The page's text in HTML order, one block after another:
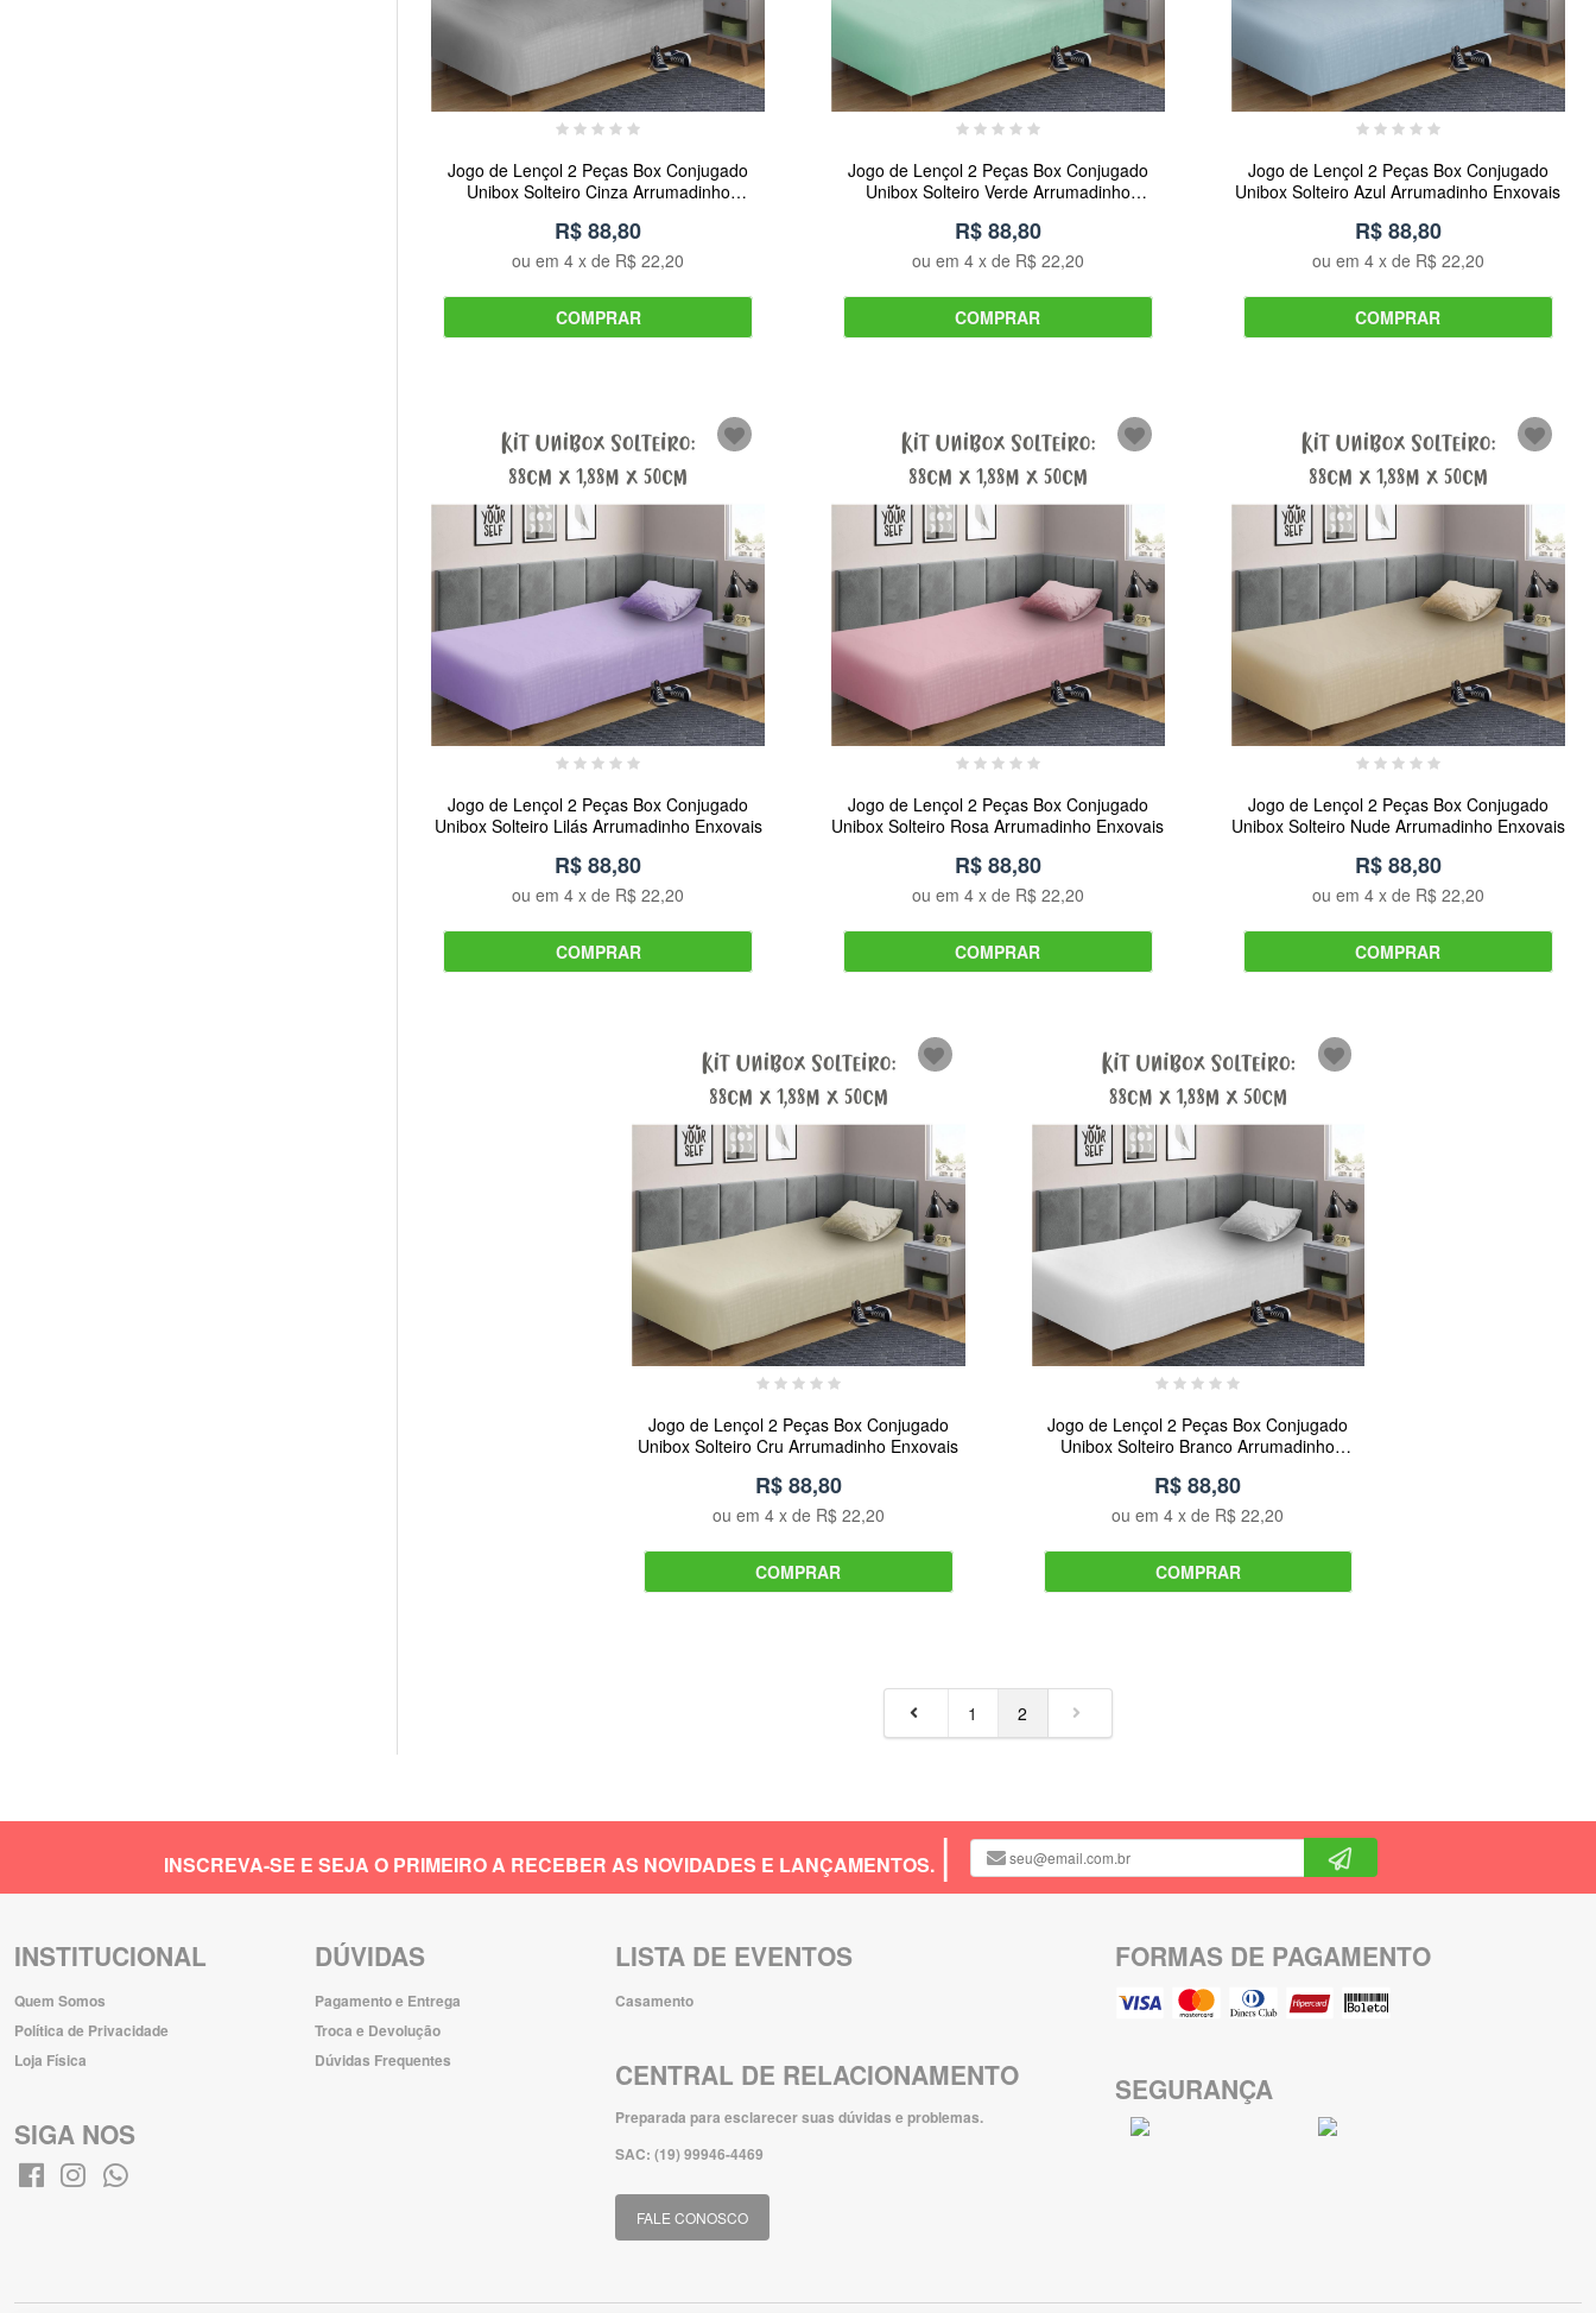
Jogo de Lençol 2 Peças Box Conjugado
Unibox Solteiro Cinza Arrumadinho
R$ 88,80
ou em 4 x de R$ 22,20
COMPRAR
Jogo de Lençol 2 Peças Box Conjugado
Unibox Solteiro Verde Arrumadinho
R$ 88,80
ou em 4x de R$ 22,20
COMPRAR
Jogo de Lençol 2 Peças Box Conjugado
Unibox Solteiro Azul Arrumadinho Enxovais
R$ 88,80
ou em 4x de R$ 22,20
COMPRAR
Jogo de Lençol 2 Peças Box Conjugado
Unibox Solteiro Lilás Arrumadinho Enxovais
R$ 88,80
ou em 4 x de R$ 22,20
COMPRAR
Jogo de Lençol 2 Peças Box Conjugado
Unibox Solteiro Rosa Arrumadinho Enxovais
R$ 88,80
ou em 4x de R$ 22,20
COMPRAR
Jogo de Lençol 2 Peças Box Conjugado
Unibox Solteiro Nude Arrumadinho Enxovais
R$ 88,80
ou em 4x de R$ 22,20
COMPRAR
Jogo de Lençol 2 Peças Box Conjugado
Unibox Solteiro Cru Arrumadinho Enxovais
R$ 88,80
ou em 4x de R$ 22,20
COMPRAR
Jogo de Lençol 2 Peças Box Conjugado
Unibox Solteiro Branco Arrumadinho
R$ 88,80
ou em4 x de R$ 22,20
COMPRAR
1 2
INSCREVA-SE E SEJA O PRIMEIRO A RECEBER AS NOVIDADES E LANÇAMENTOS.
INSTITUCIONAL
Quem Somos
Política de Privacidade
Loja Física
DÚVIDAS
Pagamento e Entrega
Troca e Devolução
Dúvidas Frequentes
SIGA NOS
LISTA DE EVENTOS
Casamento
CENTRAL DE RELACIONAMENTO
Preparada para esclarecer suas dúvidas e problemas.
SAC: (19) 99946-4469
FALE CONOSCO
FORMAS DE PAGAMENTO
SEGURANÇA